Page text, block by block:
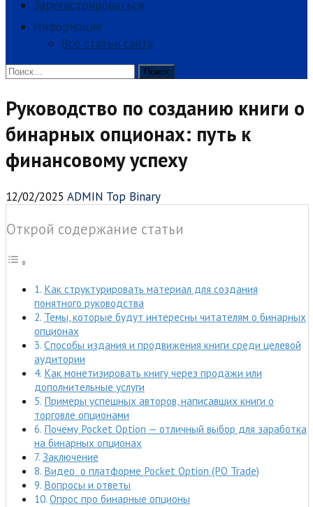
Зарегистрироваться
Информация
Все статьи сайта
Найти:
Руководство по созданию книги о
бинарных опционах: путь к
финансовому успеху
12/02/2025 ADMIN Top Binary
Открой содержание статьи
Как структурировать материал для создания
понятного руководства
Темы, которые будут интересны читателям о бинарных
опционах
Способы издания и продвижения книги среди целевой
аудитории
Как монетизировать книгу через продажи или
дополнительные услуги
Примеры успешных авторов, написавших книги о
торговле опционами
Почему Pocket Option — отличный выбор для заработка
на бинарных опционах
Заключение
Видео о платформе Pocket Option (PO Trade)
Вопросы и ответы
Опрос про бинарные опционы